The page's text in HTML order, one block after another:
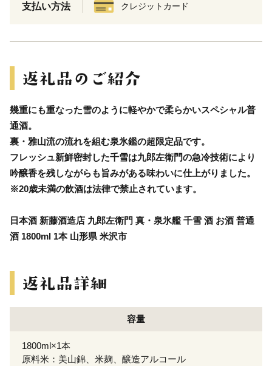
支払い方法 クレジットカード
幾重にも重なった雪のように軽やかで柔らかいスペシャル普
通酒。
裏・雅山流の流れを組む泉氷鑑の超限定品です。
フレッシュ新鮮密封した千雪は九郎左衛門の急冷技術により
吟醸香を残しながらも旨みがある味わいに仕上がりました。
※20歳未満の飲酒は法律で禁止されています。
日本酒 新藤酒造店 九郎左衛門 真・泉氷艦 千雪 酒 お酒 普通
酒 1800ml 1本 山形県 米沢市
容量
1800ml×1本
原料米：美山錦、米麹、醸造アルコール